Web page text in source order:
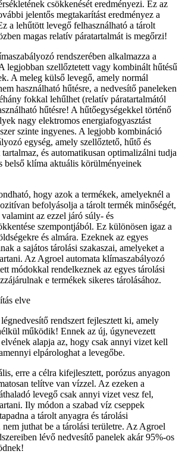
csökkenését eredményezi. Ez az
jelentős megtakarítást eredményez a
a lehűtött levegő felhasználható a tárolt
magas relatív páratartalmát is megőrzi!
rendszerében alkalmazza a
legjobban szellőztetett vagy kombinált hűtésű
A meleg külső levegő, amely normál
használható hűtésre, a nedvesítő paneleken
fokkal lehűlhet (relatív páratartalmától
hűtésre! A hűtőegységekkel történő
nagy elektromos energiafogyasztást
szinte ingyenes. A legjobb kombináció
egység, amely szellőztető, hűtő és
és automatikusan optimalizálni tudja
belső klíma aktuális körülményeinek
hogy azok a termékek, amelyeknél a
befolyásolja a tárolt termék minőségét,
az ezzel járó súly- és
szempontjából. Ez különösen igaz a
és almára. Ezeknek az egyes
a sajátos tárolási szakaszai, amelyeket a
Az Agroel automata klímaszabályozó
módokkal rendelkeznek az egyes tárolási
e termékek sikeres tárolásához.
elve
rendszert fejlesztett ki, amely
működik! Ennek az új, úgynevezett
alapja az, hogy csak annyi vizet kell
elpárologhat a levegőbe.
erre a célra kifejlesztett, porózus anyagon
telítve van vízzel. Az ezeken a
levegő csak annyi vizet vesz fel,
Ily módon a szabad víz cseppek
a tárolt anyagra és tárolási
nem juthat be a tárolási területre. Az Agroel
lévő nedvesítő panelek akár 95%-os